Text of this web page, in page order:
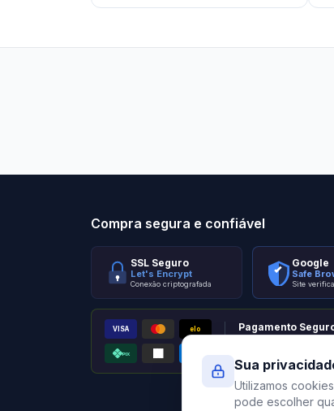
Compra segura e confiável
SSL Seguro
Let's Encrypt
Conexão criptografada
Google
Safe
Site
VISA elo
PIX
Pagamento
Sua
Utilizamos
pode escolher